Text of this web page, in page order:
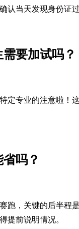
认当天发现身份证
要加试吗？
定专业的注意啦！
吗？
跑，关键的后半程
提前说明情况。